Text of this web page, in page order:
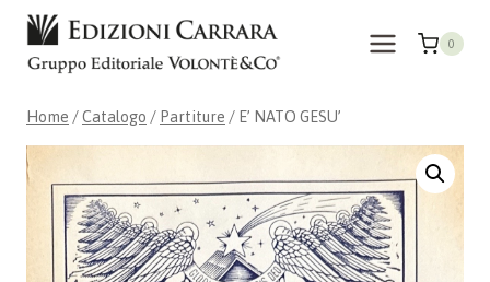
Salta
contenuto
0
Home /Catalogo / Partiture / E’ NATO GESU’